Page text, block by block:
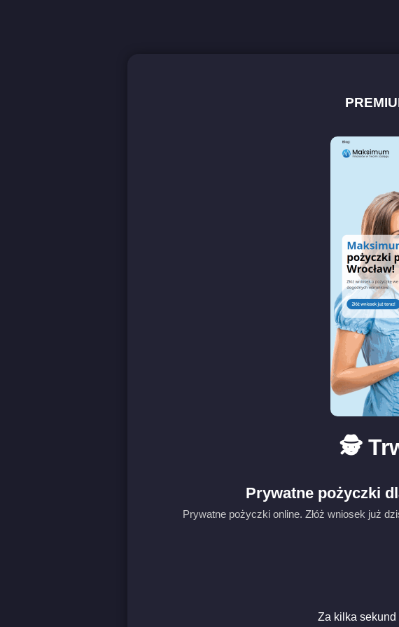
🕵️
Prywatne pożyczki
Prywatne pożyczki online. Złóż wniosek już
Za kilka